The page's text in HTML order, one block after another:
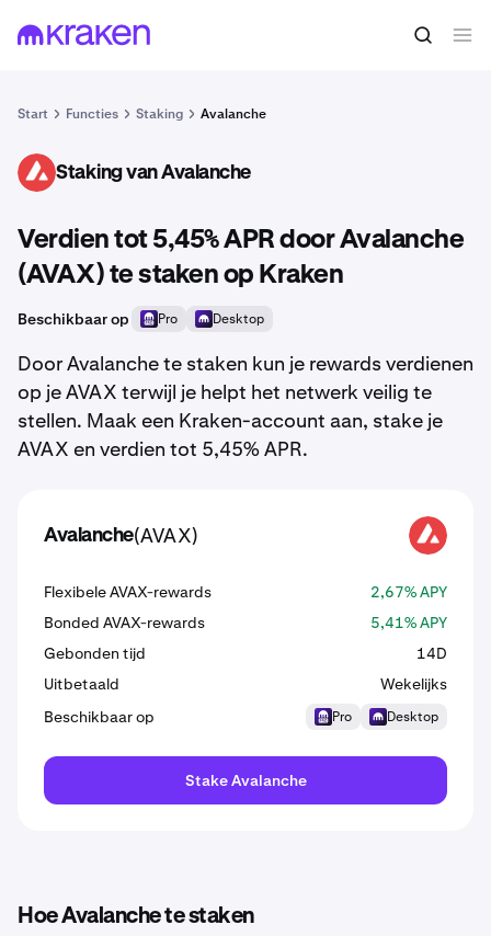
Start Functies Staking Avalanche
AVAX Staking van Avalanche
Verdien tot 5,45% APR door Avalanche
(AVAX) te staken op Kraken
Beschikbaar op Pro Desktop
Door Avalanche te staken kun je rewards verdienen
op je AVAX terwijl je helpt het netwerk veilig te
stellen. Maak een Kraken-account aan, stake je
AVAX en verdien tot 5,45% APR.
Avalanche(AVAX) AVAX
Flexibele AVAX-rewards
2,67% APY
Bonded AVAX-rewards
5,41% APY
Gebonden tijd
14D
Uitbetaald
Wekelijks
Beschikbaar op
Pro Desktop
Stake Avalanche
Hoe Avalanche te staken